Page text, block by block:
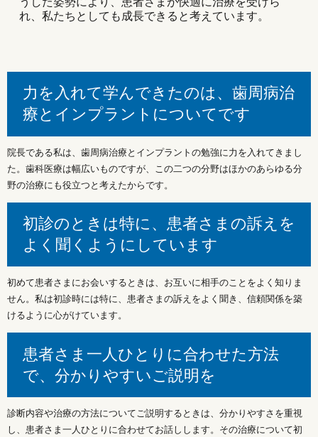
れ、私たちとしても成長できると考えています。
力を入れて学んできたのは、歯周病治
療とインプラントについてです
院長である私は、歯周病治療とインプラントの勉強に力を入れてきまし
た。歯科医療は幅広いものですが、この二つの分野はほかのあらゆる分
野の治療にも役立つと考えたからです。
初診のときは特に、患者さまの訴えを
よく聞くようにしています
初めて患者さまにお会いするときは、お互いに相手のことをよく知りま
せん。私は初診時には特に、患者さまの訴えをよく聞き、信頼関係を築
けるように心がけています。
患者さま一人ひとりに合わせた方法
で、分かりやすいご説明を
診断内容や治療の方法についてご説明するときは、分かりやすさを重視
し、患者さま一人ひとりに合わせてお話しします。その治療について初